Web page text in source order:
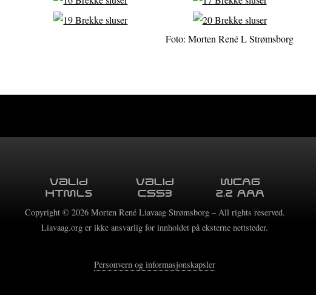
Foto: Morten René L Strømsborg
Valid
HTML5
Valid
CSS3
WCAG
2.2 AAA
Copyright © 2026Morten René Liavaag Strømsborg – All rights reserved.
Liavaag.org er ikke ansvarlig for innholdet på eksterne nettsteder.
Personvern og informasjonskapsler